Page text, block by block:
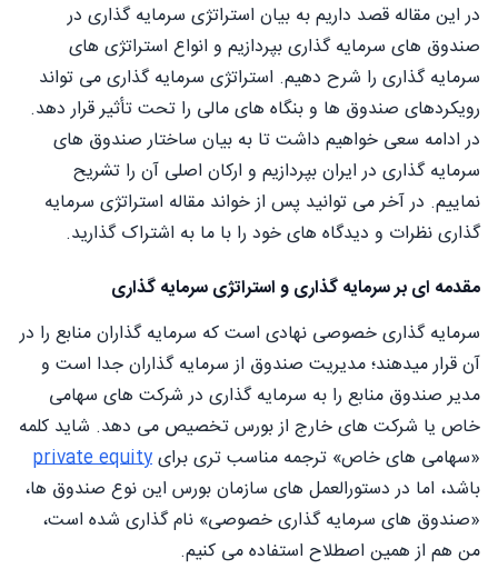
در این مقاله قصد داریم به بیان استراتژی سرمایه گذاری در
صندوق های سرمایه گذاری بپردازیم و انواع استراتژی های
سرمایه گذاری را شرح دهیم. استراتژی سرمایه گذاری می تواند
رویکردهای صندوق ها و بنگاه های مالی را تحت تأثیر قرار دهد.
در ادامه سعی خواهیم داشت تا به بیان ساختار صندوق های
سرمایه گذاری در ایران بپردازیم و ارکان اصلی آن را تشریح
نماییم. در آخر می توانید پس از خواند مقاله استراتژی سرمایه
گذاری نظرات و دیدگاه های خود را با ما به اشتراک گذارید.
مقدمه ای بر سرمایه گذاری و استراتژی سرمایه گذاری
سرمایه گذاری خصوصی نهادی است که سرمایه گذاران منابع را در
آن قرار میدهند؛ مدیریت صندوق از سرمایه گذاران جدا است و
مدیر صندوق منابع را به سرمایه گذاری در شرکت های سهامی
خاص یا شرکت های خارج از بورس تخصیص می دهد. شاید کلمه
«سهامی های خاص» ترجمه مناسب تری برایprivate equity
باشد، اما در دستورالعمل های سازمان بورس این نوع صندوق ها،
«صندوق های سرمایه گذاری خصوصی» نام گذاری شده است،
من هم از همین اصطلاح استفاده می کنیم.